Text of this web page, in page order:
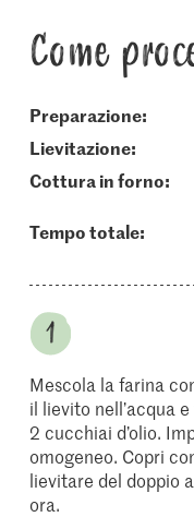
Come
Preparazione:
lievitazione:
cottura in forno:
Tempo totale:
Mescola la farina
il lievito nell’acqua
2 cucchiai d’olio.
omogeneo. Copri
lievitare del doppio
ora.